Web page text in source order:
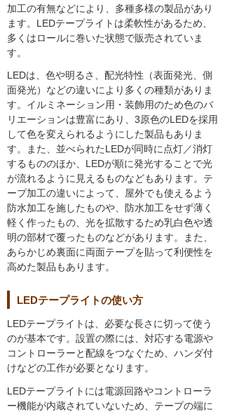
加工の有無などにより、多種多様の製品があり
ます。LEDテープライトは柔軟性があるため、
多くはロールに巻いた状態で販売されていま
す。
LEDは、色や明るさ、配光特性（表面発光、側
面発光）などの違いにより多くの種類がありま
す。イルミネーション用・装飾用のため色のバ
リエーションは豊富にあり、3原色のLEDを採用
して色を変えられるようにした製品もありま
す。また、並べられたLEDが同時に点灯／消灯
するもののほか、LEDが順に発光することで光
が流れるように見えるものなどもあります。テ
ープ加工の違いによって、屋外でも使えるよう
防水加工を施したものや、防水加工をせず薄く
軽く作ったもの、光を拡散するため乳白色や透
明の部材で覆ったものなどがあります。また、
あらかじめ裏面に両面テープを貼って利便性を
高めた製品もあります。
LEDテープライトの使い方
LEDテープライトは、必要な長さに切って使う
のが基本です。設置の際には、対応する電源や
コントローラーと配線をつなぐため、ハンダ付
けなどの工作が必要となります。
LEDテープライトには電源回路やコントローラ
ー機能が内蔵されていないため、テープの端に